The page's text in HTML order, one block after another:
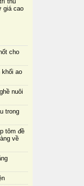
giá cao
cho
ao
nuôi
trong
tôm đề
về